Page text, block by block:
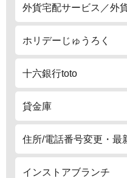
外貨宅配サービス／外
ホリデーじゅうろく
十六銀行toto
貸金庫
住所/電話番号変更・最
インストアブランチ